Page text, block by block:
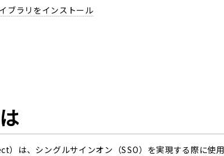
ブラリをインストール
は、シングルサインオン（SSO）を実現する際に使用